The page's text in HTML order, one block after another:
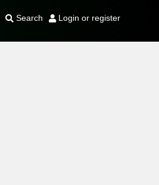
Search Login or register